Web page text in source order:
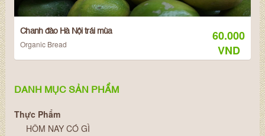
Chanh đào Hà Nội trái mùa
Organic Bread
60.000
VND
DANH MỤC SẢN PHẨM
Thực Phẩm
HÔM NAY CÓ GÌ